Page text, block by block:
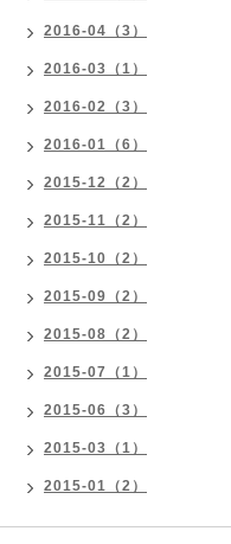
2016-04（3）
2016-03（1）
2016-02（3）
2016-01（6）
2015-12（2）
2015-11（2）
2015-10（2）
2015-09（2）
2015-08（2）
2015-07（1）
2015-06（3）
2015-03（1）
2015-01（2）